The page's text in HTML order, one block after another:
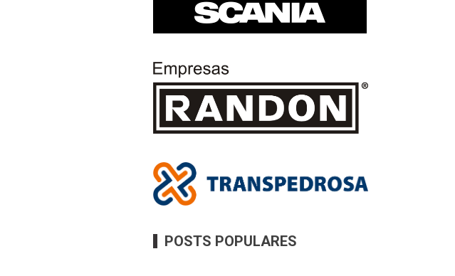
POSTS POPULARES